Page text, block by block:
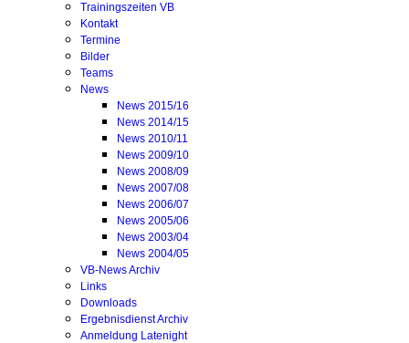
Trainingszeiten VB
Kontakt
Termine
Bilder
Teams
News
News 2015/16
News 2014/15
News 2010/11
News 2009/10
News 2008/09
News 2007/08
News 2006/07
News 2005/06
News 2003/04
News 2004/05
VB-News Archiv
Links
Downloads
Ergebnisdienst Archiv
Anmeldung Latenight